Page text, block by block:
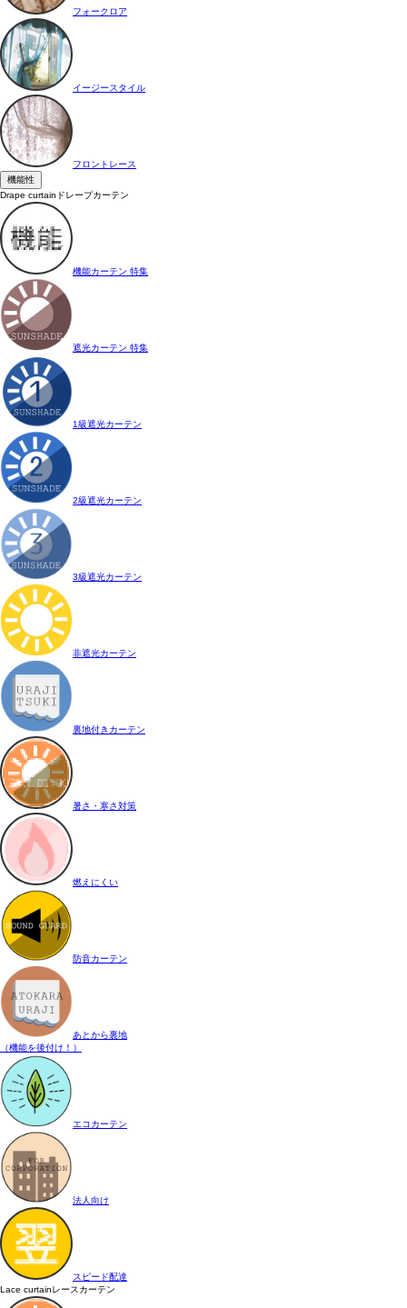
フォークロア
イージースタイル
フロントレース
機能性
Drape curtain ドレープカーテン
機能カーテン 特集
遮光カーテン 特集
1級遮光カーテン
2級遮光カーテン
3級遮光カーテン
非遮光カーテン
裏地付きカーテン
暑さ・寒さ対策
燃えにくい
防音カーテン
あとから裏地
（機能を後付け！）
エコカーテン
法人向け
スピード配達
Lace curtainレースカーテン